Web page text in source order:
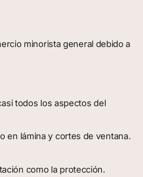
minorista general debido a
todos los aspectos del
en lámina y cortes de ventana.
como la protección.